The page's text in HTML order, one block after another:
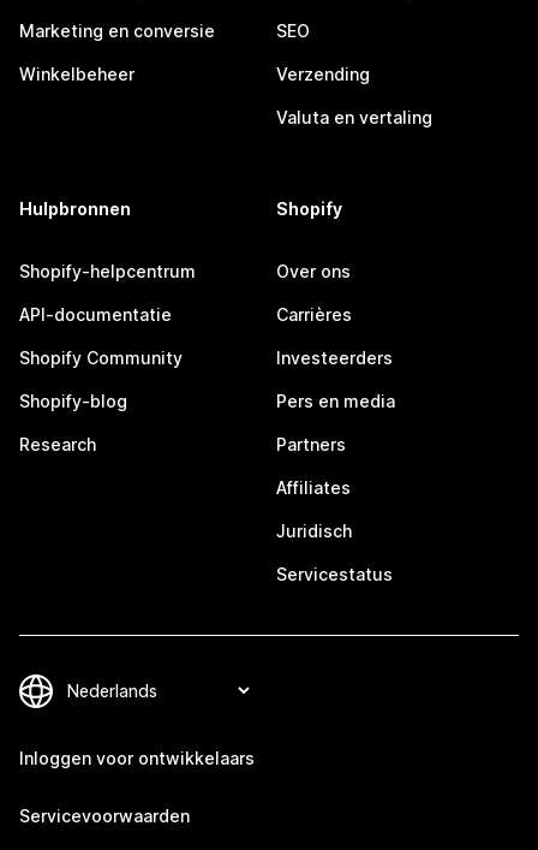
Marketing en conversie
Winkelbeheer
SEO
Verzending
Valuta en vertaling
Hulpbronnen
Shopify-helpcentrum
API-documentatie
Shopify Community
Shopify-blog
Research
Shopify
Over ons
Carrières
Investeerders
Pers en media
Partners
Affiliates
Juridisch
Servicestatus
Inloggen voor ontwikkelaars
Servicevoorwaarden